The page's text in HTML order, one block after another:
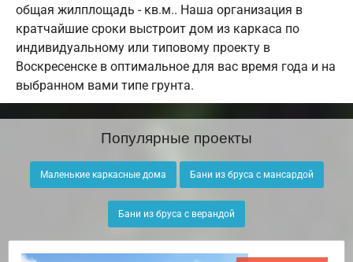
общая жилплощадь - кв.м.. Наша организация в
кратчайшие сроки выстроит дом из каркаса по
индивидуальному или типовому проекту в
Воскресенске в оптимальное для вас время года и на
выбранном вами типе грунта.
Популярные проекты
Маленькие каркасные дома Бани из бруса с мансардой
Бани из бруса с верандой